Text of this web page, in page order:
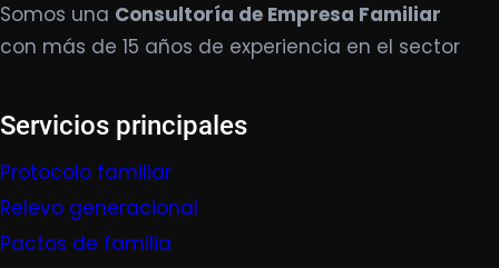
Somos una Consultoría de Empresa Familiar
con más de 15 años de experiencia en el sector
Servicios principales
Protocolo familiar
Relevo generacional
Pactos de familia